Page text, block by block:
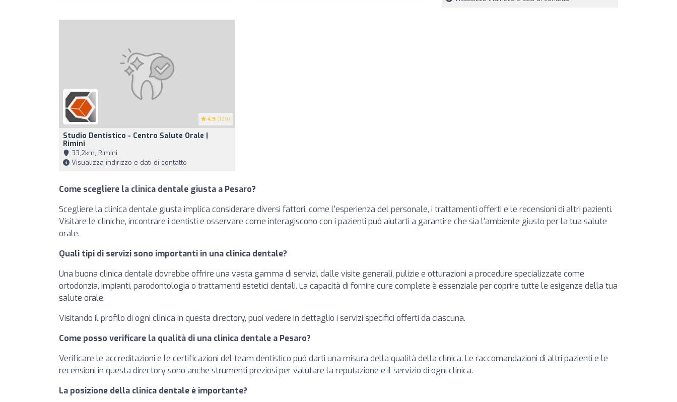
4.9 (199)
Studio Dentistico - Centro Salute Orale |
Rimini
33,2km, Rimini
Visualizza indirizzo e dati di contatto
Come scegliere la clinica dentale giusta a Pesaro?
Scegliere la clinica dentale giusta implica considerare diversi fattori, come l'esperienza del personale, i trattamenti offerti e le recensioni di altri pazienti.
Visitare le cliniche, incontrare i dentisti e osservare come interagiscono con i pazienti può aiutarti a garantire che sia l'ambiente giusto per la tua salute
orale.
Quali tipi di servizi sono importanti in una clinica dentale?
Una buona clinica dentale dovrebbe offrire una vasta gamma di servizi, dalle visite generali, pulizie e otturazioni a procedure specializzate come
ortodonzia, impianti, parodontologia o trattamenti estetici dentali. La capacità di fornire cure complete è essenziale per coprire tutte le esigenze della tua
salute orale.
Visitando il profilo di ogni clinica in questa directory, puoi vedere in dettaglio i servizi specifici offerti da ciascuna.
Come posso verificare la qualità di una clinica dentale a Pesaro?
Verificare le accreditazioni e le certificazioni del team dentistico può darti una misura della qualità della clinica. Le raccomandazioni di altri pazienti e le
recensioni in questa directory sono anche strumenti preziosi per valutare la reputazione e il servizio di ogni clinica.
La posizione della clinica dentale è importante?